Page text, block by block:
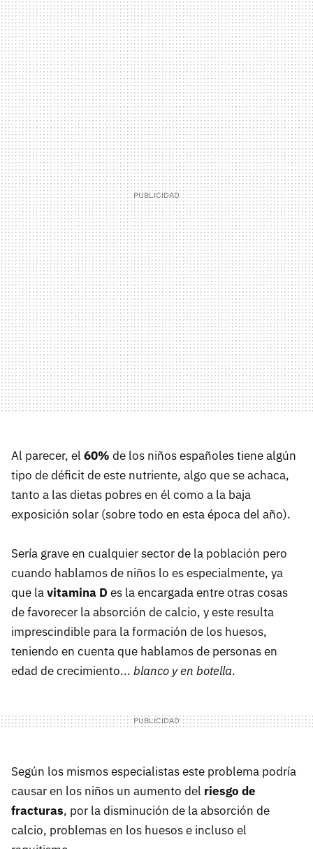
Al parecer, el 60% de los niños españoles tiene algún
tipo de déficit de este nutriente, algo que se achaca,
tanto a las dietas pobres en él como a la baja
exposición solar (sobre todo en esta época del año).
Sería grave en cualquier sector de la población pero
cuando hablamos de niños lo es especialmente, ya
que lavitamina D es la encargada entre otras cosas
de favorecer la absorción de calcio, y este resulta
imprescindible para la formación de los huesos,
teniendo en cuenta que hablamos de personas en
edad de crecimiento... blanco y en botella.
Según los mismos especialistas este problema podría
causar en los niños un aumento del riesgo de
fracturas, por la disminución de la absorción de
calcio, problemas en los huesos e incluso el